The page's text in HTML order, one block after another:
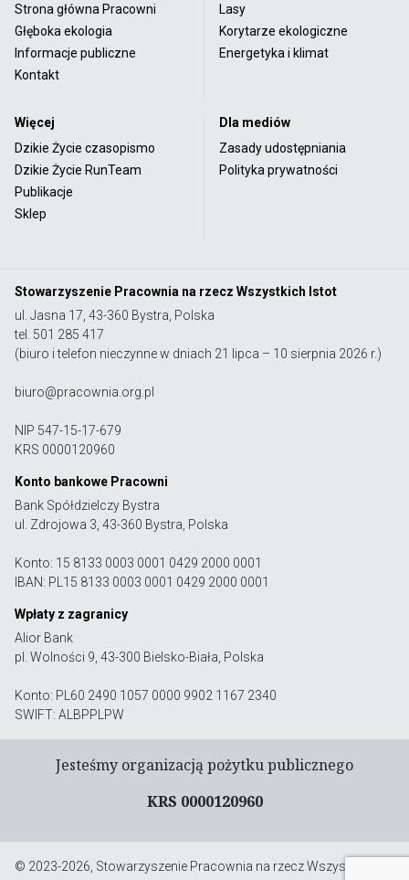
Strona główna Pracowni
Głęboka ekologia
Informacje publiczne
Kontakt
Lasy
Korytarze ekologiczne
Energetyka i klimat
Więcej
Dzikie Życie czasopismo
Dzikie Życie RunTeam
Publikacje
Sklep
Dla mediów
Zasady udostępniania
Polityka prywatności
Stowarzyszenie Pracownia na rzecz Wszystkich Istot
ul. Jasna 17, 43-360 Bystra, Polska
tel. 501 285 417
(biuro i telefon nieczynne w dniach 21 lipca – 10 sierpnia 2026 r.)
biuro@pracownia.org.pl
NIP 547-15-17-679
KRS 0000120960
Konto bankowe Pracowni
Bank Spółdzielczy Bystra
ul. Zdrojowa 3, 43-360 Bystra, Polska
Konto: 15 8133 0003 0001 0429 2000 0001
IBAN: PL15 8133 0003 0001 0429 2000 0001
Wpłaty z zagranicy
Alior Bank
pl. Wolności 9, 43-300 Bielsko-Biała, Polska
Konto: PL60 2490 1057 0000 9902 1167 2340
SWIFT: ALBPPLPW
Jesteśmy organizacją pożytku publicznego
KRS 0000120960
© 2023-2026, Stowarzyszenie Pracownia na rzecz Wszystkich